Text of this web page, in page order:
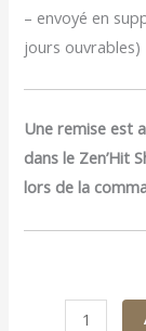
– envoyé en
jours ouvrables)
Une remise est
dans le Zen’Hit
lors de la